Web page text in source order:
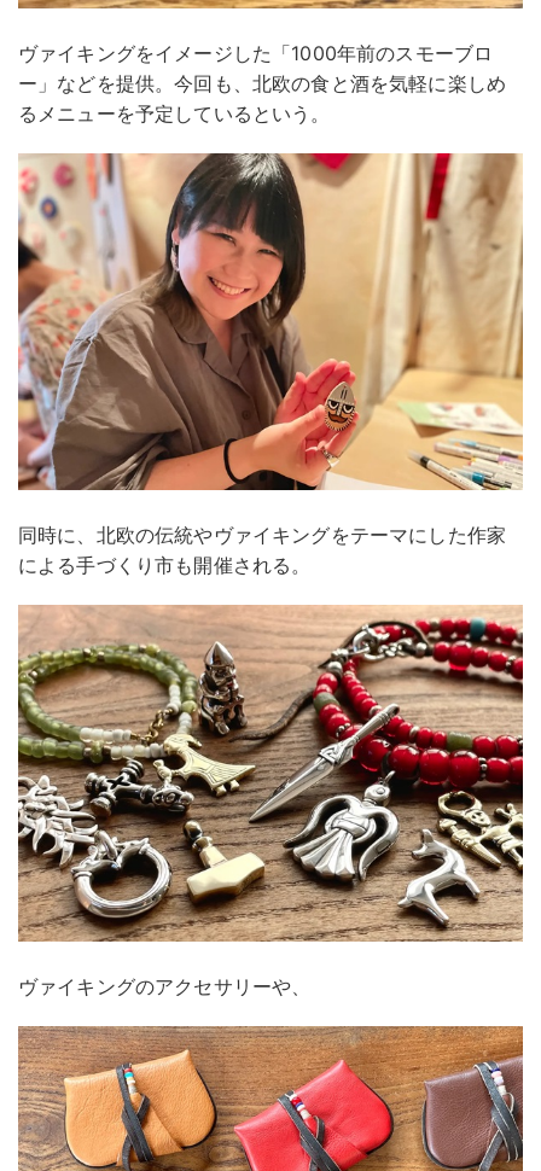
ヴァイキングをイメージした「1000年前のスモーブロ
ー」などを提供。今回も、北欧の食と酒を気軽に楽しめ
るメニューを予定しているという。
同時に、北欧の伝統やヴァイキングをテーマにした作家
による手づくり市も開催される。
ヴァイキングのアクセサリーや、